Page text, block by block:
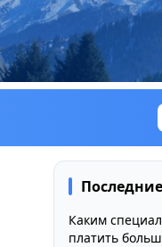
Каким
платить